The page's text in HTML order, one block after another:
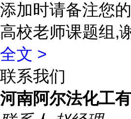
添加时请备注您
高校老师课题组,
全文 >
联系我们
河南阿尔法化工